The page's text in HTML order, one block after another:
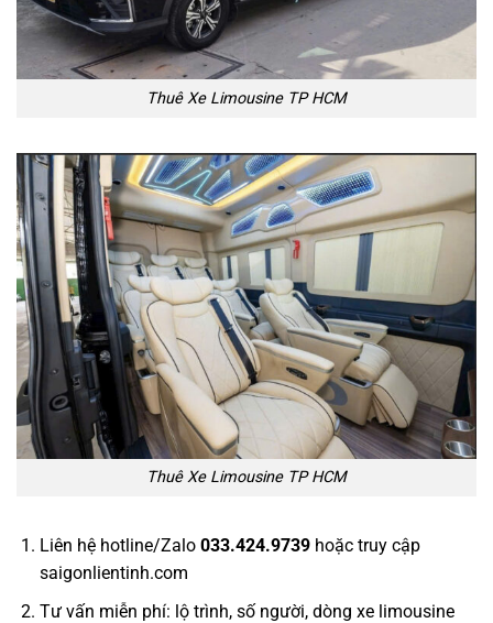
Thuê Xe Limousine TP HCM
Thuê Xe Limousine TP HCM
Liên hệ hotline/Zalo 033.424.9739hoặc truy cập
saigonlientinh.com
Tư vấn miễn phí: lộ trình, số người, dòng xe limousine